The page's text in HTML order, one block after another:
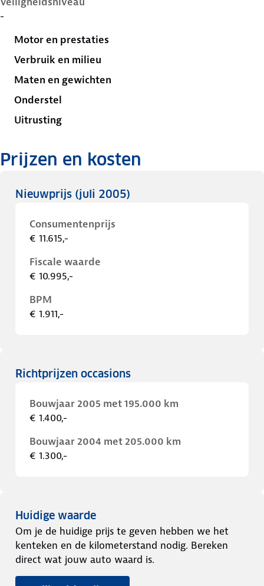
-
Motor en prestaties
Verbruik en milieu
Maten en gewichten
Onderstel
Uitrusting
Prijzen en kosten
Nieuwprijs (juli 2005)
Consumentenprijs
€ 11.615,-
Fiscale waarde
€ 10.995,-
BPM
€ 1.911,-
Richtprijzen occasions
Bouwjaar 2005 met 195.000 km
€ 1.400,-
Bouwjaar 2004 met 205.000 km
€ 1.300,-
Huidige waarde
Om je de huidige prijs te geven hebben we het
kenteken en de kilometerstand nodig. Bereken
direct wat jouw auto waard is.